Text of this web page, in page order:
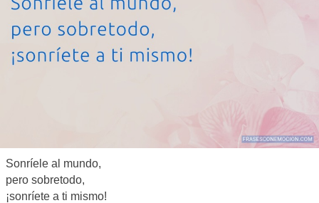
Sonríele al mundo,
pero sobretodo,
¡sonríete a ti mismo!